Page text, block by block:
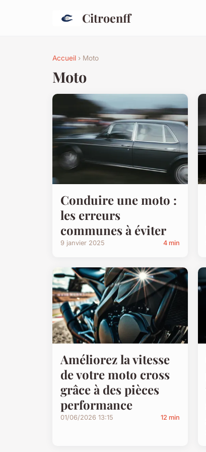
Citroenff
Accueil › Moto
Moto
Conduire une moto :
les erreurs
communes à éviter
9 janvier 2025 4 min
Améliorez la vitesse
de votre moto cross
grâce à des pièces
performance
01/06/2026 13:15 12 min